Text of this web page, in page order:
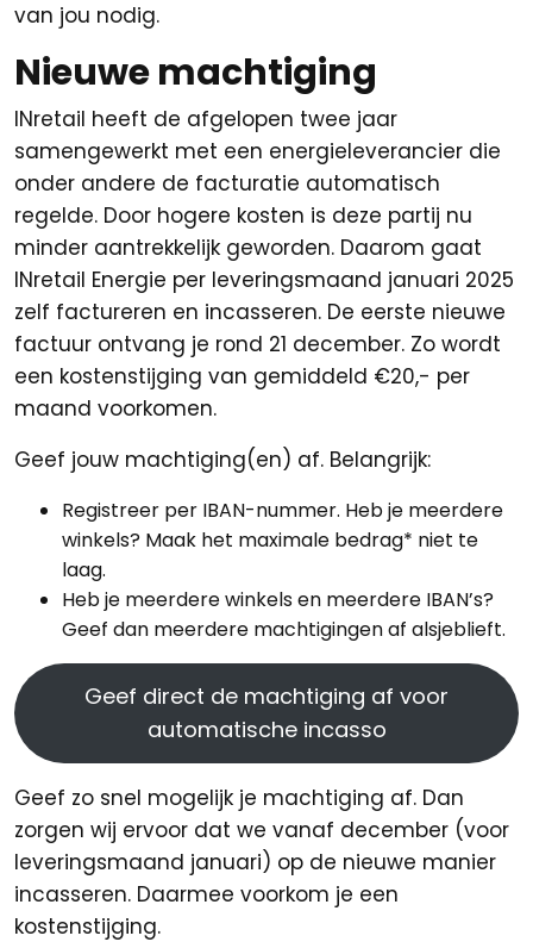
van jou nodig.
Nieuwe machtiging
INretail heeft de afgelopen twee jaar
samengewerkt met een energieleverancier die
onder andere de facturatie automatisch
regelde. Door hogere kosten is deze partij nu
minder aantrekkelijk geworden. Daarom gaat
INretail Energie per leveringsmaand januari 2025
zelf factureren en incasseren. De eerste nieuwe
factuur ontvang je rond 21 december. Zo wordt
een kostenstijging van gemiddeld €20,- per
maand voorkomen.
Geef jouw machtiging(en) af. Belangrijk:
Registreer per IBAN-nummer. Heb je meerdere
winkels? Maak het maximale bedrag* niet te
laag.
Heb je meerdere winkels en meerdere IBAN’s?
Geef dan meerdere machtigingen af alsjeblieft.
Geef direct de machtiging af voor
automatische incasso
Geef zo snel mogelijk je machtiging af. Dan
zorgen wij ervoor dat we vanaf december (voor
leveringsmaand januari) op de nieuwe manier
incasseren. Daarmee voorkom je een
kostenstijging.